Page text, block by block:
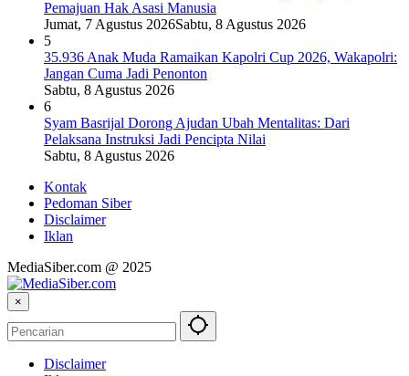
Pemajuan Hak Asasi Manusia
Jumat, 7 Agustus 2026Sabtu, 8 Agustus 2026
5
35.936 Anak Muda Ramaikan Kapolri Cup 2026, Wakapolri:
Jangan Cuma Jadi Penonton
Sabtu, 8 Agustus 2026
6
Syam Basrijal Dorong Ajudan Ubah Mentalitas: Dari
Pelaksana Instruksi Jadi Pencipta Nilai
Sabtu, 8 Agustus 2026
Kontak
Pedoman Siber
Disclaimer
Iklan
MediaSiber.com @ 2025
×
Disclaimer